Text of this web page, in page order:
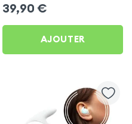
39,90 €
AJOUTER